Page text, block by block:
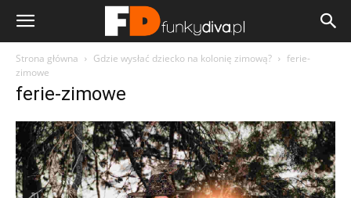
Strona główna Gdzie wysłać dziecko na kolonię zimową?
ferie-
zimowe
ferie-zimowe